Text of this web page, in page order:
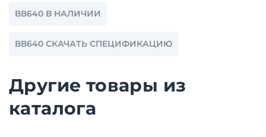
ВВ640 В НАЛИЧИИ
ВВ640 СКАЧАТЬ СПЕЦИФИКАЦИЮ
Другие товары из
каталога